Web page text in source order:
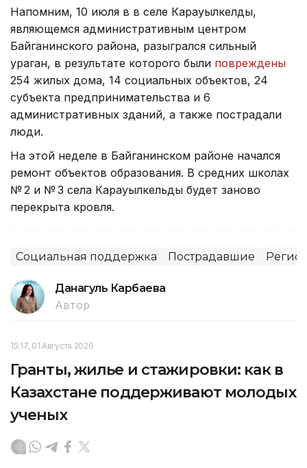
Напомним, 10 июля в в селе Карауылкелды,
являющемся административным центром
Байганинского района, разыгрался сильный
ураган, в результате которого были повреждены
254 жилых дома, 14 социальных объектов, 24
субъекта предпринимательства и 6
административных зданий, а также пострадали
люди.
На этой неделе в Байганинском районе начался
ремонт объектов образования. В средних школах
№ 2 и № 3 села Карауылкельды будет заново
перекрыта кровля.
Социальная поддержка Пострадавшие
Данагуль Карбаева
Автор
15:17, 01 Августа 2026
Гранты, жилье и стажировки: как в
Казахстане поддерживают молодых
ученых